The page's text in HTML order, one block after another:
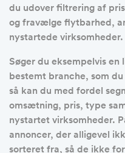
du udover filtrering af
og fravælge flytbarhed,
nystartede virksomheder.
Søger du eksempelvis
bestemt branche, som
så kan du med fordel
omsætning, pris, type
nystartet virksomheder.
annoncer, der alligevel
sorteret fra, så de ikke